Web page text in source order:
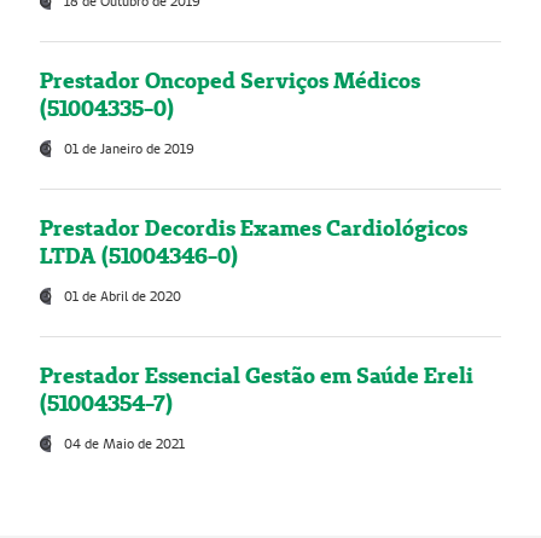
Prestador Oncoped Serviços Médicos
(51004335-0)
01 de Janeiro de 2019
Prestador Decordis Exames Cardiológicos
LTDA (51004346-0)
01 de Abril de 2020
Prestador Essencial Gestão em Saúde Ereli
(51004354-7)
04 de Maio de 2021